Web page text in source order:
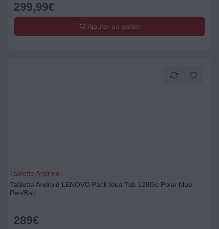
299,99€
Ajouter au panier
Tablette Android
Tablette Android LENOVO Pack Idea Tab 128Go Polar blue
Pen/Batt
289€